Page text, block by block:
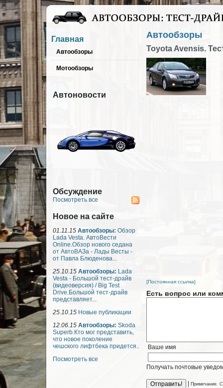
Главная
Автообзоры
Мотообзоры
Автоновости
Обсуждение
Посмотреть все
Новое на сайте
01.11.15 Автообзоры: Обзор
Lada Vesta. АвтоВести
Online.Обзор нового седана
от АвтоВАЗа - Лады Весты -
от Павла Блюденова...
25.10.15 Автообзоры: Lada
Vesta - Большой тест-драйв
(видеоверсия) / Big Test
Drive.Большой тест-драйв
представляет...
25.10.15 Новые публикации
12.06.15 Автообзоры: Skoda
Superb.Кто мог представить,
что новое поколение
чешского лифтбека придется..
Посмотреть все
Автообзоры
Toyota Avensis.
[Постоянная ссылка]
Есть вопрос или
Ваше имя
Получать почтовые
Примечание.